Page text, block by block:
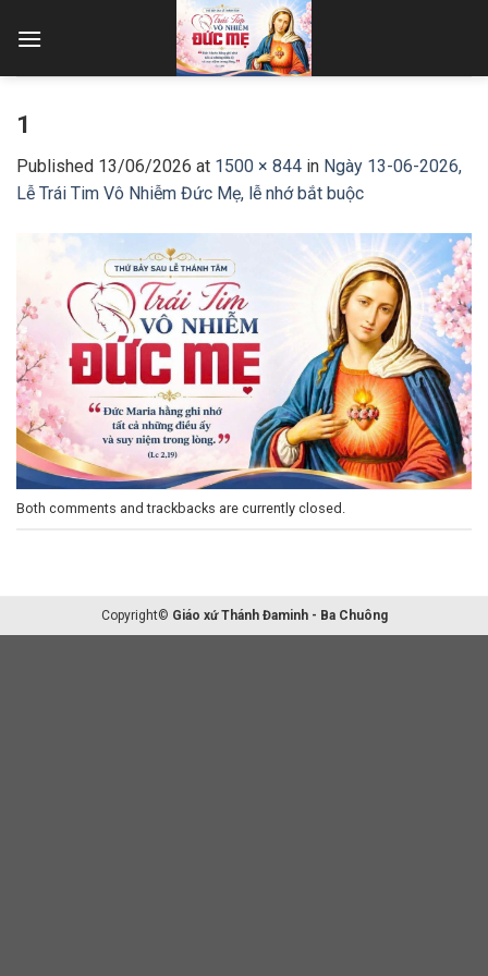
1
Published 13/06/2026 at 1500 × 844 in Ngày 13-06-2026,
Lễ Trái Tim Vô Nhiễm Đức Mẹ, lễ nhớ bắt buộc
Both comments and trackbacks are currently closed.
Copyright© Giáo xứ Thánh Đaminh - Ba Chuông